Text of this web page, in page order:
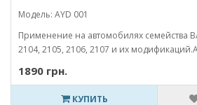
Модель: AYD 001
Применение на автомобилях семейства
2104, 2105, 2106, 2107 и их
1890 грн.
КУПИТЬ